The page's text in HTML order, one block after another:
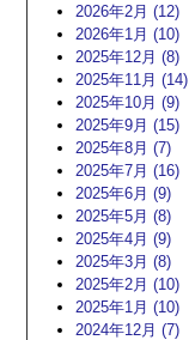
2026年2月 (12)
2026年1月 (10)
2025年12月 (8)
2025年11月 (14)
2025年10月 (9)
2025年9月 (15)
2025年8月 (7)
2025年7月 (16)
2025年6月 (9)
2025年5月 (8)
2025年4月 (9)
2025年3月 (8)
2025年2月 (10)
2025年1月 (10)
2024年12月 (7)